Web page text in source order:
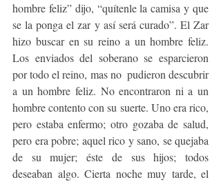
hombre feliz” dijo, “quítenle la camisa y que
se la ponga el zar y así será curado”. El Zar
hizo buscar en su reino a un hombre feliz.
Los enviados del soberano se esparcieron
por todo el reino, mas no  pudieron descubrir
a un hombre feliz. No encontraron ni a un
hombre contento con su suerte. Uno era rico,
pero estaba enfermo; otro gozaba de salud,
pero era pobre; aquel rico y sano, se quejaba
de su mujer; éste de sus hijos; todos
deseaban algo. Cierta noche muy tarde, el